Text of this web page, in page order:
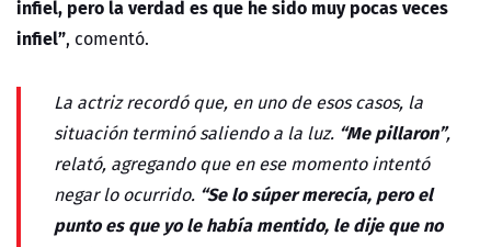
infiel, pero la verdad es que he sido muy pocas veces
infiel”, comentó.
La actriz recordó que, en uno de esos casos, la
situación terminó saliendo a la luz. “Me pillaron”,
relató, agregando que en ese momento intentó
negar lo ocurrido. “Se lo súper merecía, pero el
punto es que yo le había mentido, le dije que no